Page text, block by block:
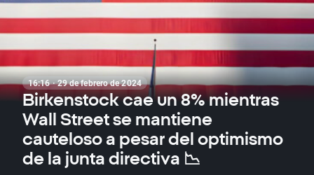
16:16 · 29 de febrero de 2024
Birkenstock cae un 8% mientras
Wall Street se mantiene
cauteloso a pesar del optimismo
de la junta directiva 📉